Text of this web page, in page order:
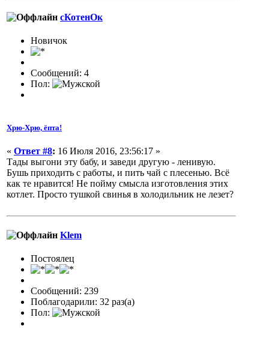
сКотенОк
Новичок
Сообщений: 4
Пол:
Хрю-Хрю, ёпта!
« Ответ #8: 16 Июля 2016, 23:56:17 »
Тады выгони эту бабу, и заведи другую - ленивую.
Бушь приходить с работы, и пить чай с плесенью. Всё
как те нравится! Не пойму смысла изготовления этих
котлет. Просто тушкой свинья в холодильник не лезет?
Klem
Постоялец
Сообщений: 239
Поблагодарили: 32 раз(а)
Пол: